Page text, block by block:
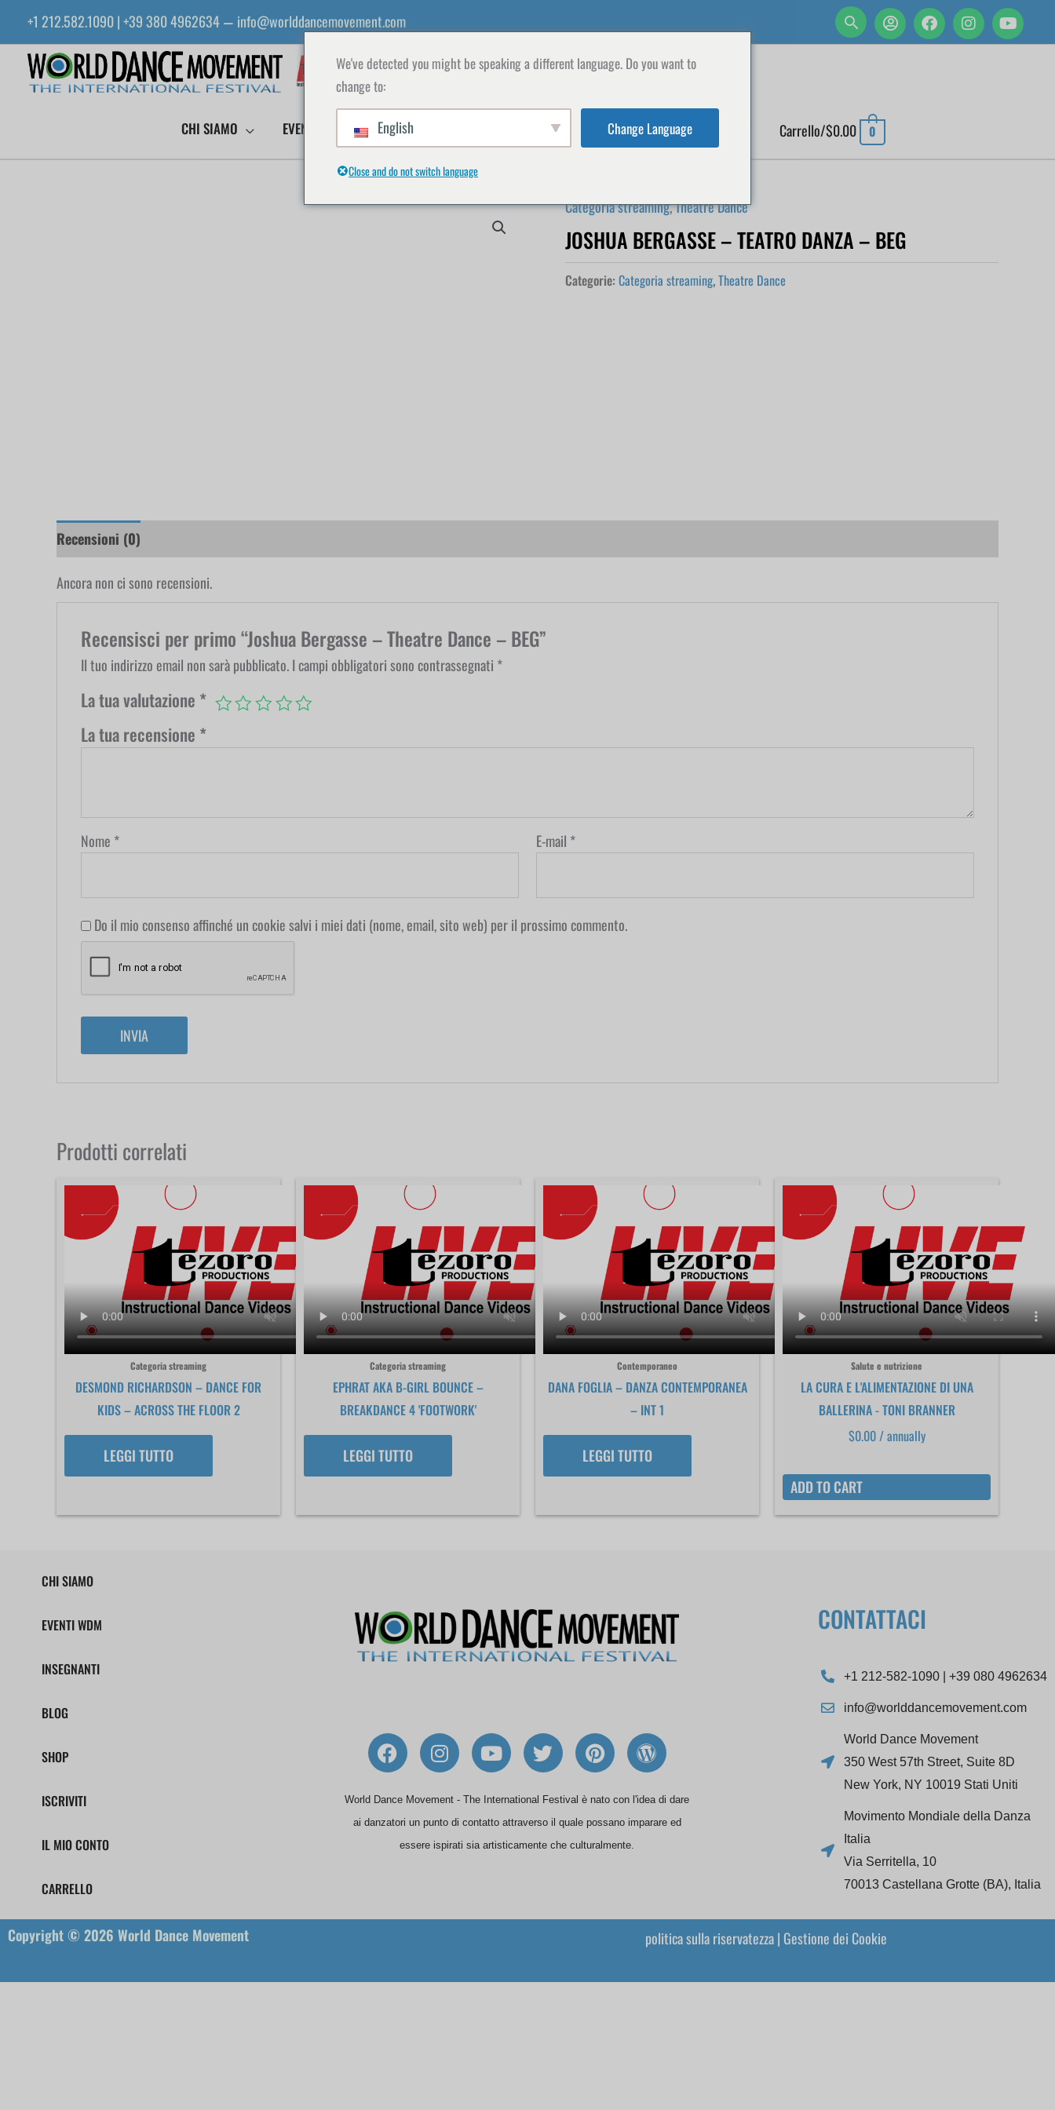
contenuto
+1 212.582.1090 | +39 380 4962634 — info@worlddancemovement.com
CHI SIAMO EVENTI WDM INSEGNANTI ISCRIVITI IL MIO ACCOUNT Carrello/$0.00 0
Categoria streaming,Theatre Dance
JOSHUA BERGASSE – TEATRO DANZA – BEG
Categorie: Categoria streaming,Theatre Dance
Recensioni (0)
Ancora non ci sono recensioni.
Recensisci per primo “Joshua Bergasse – Theatre Dance – BEG”
Il tuo indirizzo email non sarà pubblicato.I campi obbligatori sono contrassegnati *
La tua valutazione *
La tua recensione *
Nome * E-mail *
Do il mio consenso affinché un cookie salvi i miei dati (nome, email, sito web) per il prossimo commento.
Prodotti correlati
Categoria streaming
DESMOND RICHARDSON – DANCE FOR
KIDS – ACROSS THE FLOOR 2
LEGGI TUTTO
Categoria streaming
EPHRAT AKA B-GIRL BOUNCE –
BREAKDANCE 4 'FOOTWORK'
LEGGI TUTTO
Contemporaneo
DANA FOGLIA – DANZA CONTEMPORANEA
– INT 1
LEGGI TUTTO
Salute e nutrizione
LA CURA E L'ALIMENTAZIONE DI UNA
BALLERINA - TONI BRANNER
$0.00/ annually
ADD TO CART
CHI SIAMO
EVENTI WDM
INSEGNANTI
BLOG
SHOP
ISCRIVITI
IL MIO CONTO
CARRELLO
F
a
c
e
b
I
n
s
t
a
g
r
Y
o
u
t
u
b
T
w
i
t
t
e
P
i
n
t
e
r
W
o
r
d
P
World Dance Movement - The International Festival è nato con l'idea di dare
ai danzatori un punto di contatto attraverso il quale possano imparare ed
essere ispirati sia artisticamente che culturalmente.
CONTATTACI
+1 212-582-1090 | +39 080 4962634
info@worlddancemovement.com
World Dance Movement
350 West 57th Street, Suite 8D
New York, NY 10019 Stati Uniti
Movimento Mondiale della Danza
Italia
Via Serritella, 10
70013 Castellana Grotte (BA), Italia
Copyright © 2026 World Dance Movement politica sulla riservatezza| Gestione dei Cookie
We've detected you might be speaking a different language. Do you want to
change to:
English Change Language
Close and do not switch language